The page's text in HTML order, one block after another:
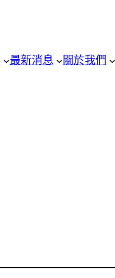
最新消息 關於我們